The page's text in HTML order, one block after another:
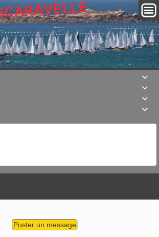




Poster un message